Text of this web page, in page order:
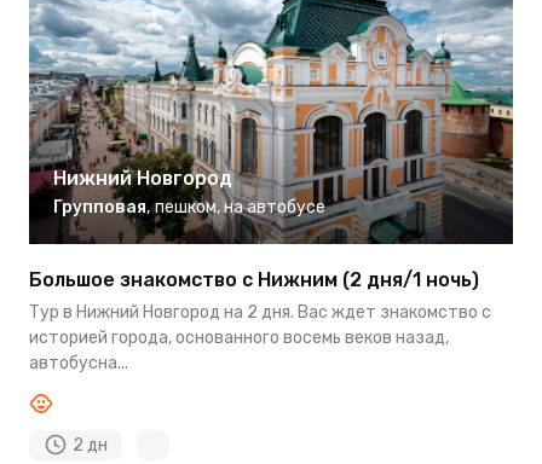
Нижний Новгород
Групповая, пешком, на автобусе
Большое знакомство с Нижним (2 дня/1 ночь)
Тур в Нижний Новгород на 2 дня. Вас ждет знакомство с
историей города, основанного восемь веков назад,
автобусна...
2 дн